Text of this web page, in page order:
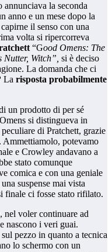
la seconda
anno e un mese dopo la
il senso con una
volta si ripercorreva
“Good Omens: The
Nutter, Witch”, si è deciso
La domanda che ci
La risposta probabilmente
un prodotto di per sé
si distingueva in
di Pratchett, grazie
. Ammettiamolo, potevamo
e Crowley andavano a
stato comunque
comica e con una geniale
suspense mai vista
finale ci fosse stato rifilato.
nel voler continuare ad
nascono i veri guai.
pezzo in quanto a tecnica
lo schermo con un